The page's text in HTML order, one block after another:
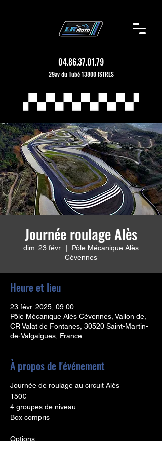
04.86.37.01.79
29av du Tubé 13800 ISTRES
Journée roulage Alès
dim. 23 févr.
Pôle Mécanique Alès
Cévennes
Heure et lieu
23 févr. 2025, 09:00
Pôle Mécanique Alès Cévennes, Vallon de,
CR Valat de Fontanes, 30520 Saint-Martin-
de-Valgalgues, France
À propos de l'événement
Journée de roulage au circuit Alès
150€
4 groupes de niveau
Box compris
Options: